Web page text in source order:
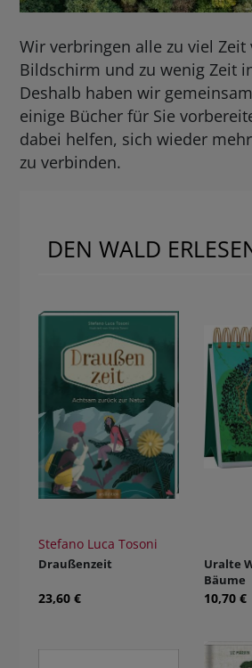
Wir verbringen alle zu viel Zeit
Bildschirm und zu wenig Zeit
Deshalb haben wir
einige Bücher für Sie
dabei helfen, sich wieder
zu verbinden.
DEN WALD
Stefano Luca Tosoni
Draußenzeit
23,60 €
Uralte
Bäume
10,70 €